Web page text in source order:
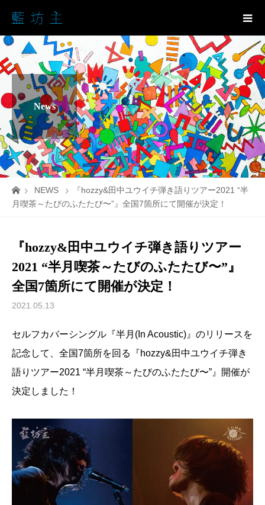
News
NEWS
『hozzy&田中ユウイチ弾き語りツアー2021 “半
月喫茶～たびのふたたび〜”』全国7箇所にて開催が決定！
『hozzy&田中ユウイチ弾き語りツアー
2021 “半月喫茶～たびのふたたび〜”』
全国7箇所にて開催が決定！
2021.05.13
セルフカバーシングル『半月(In Acoustic)』のリリースを
記念して、全国7箇所を回る『hozzy&田中ユウイチ弾き
語りツアー2021 “半月喫茶～たびのふたたび〜”』開催が
決定しました！